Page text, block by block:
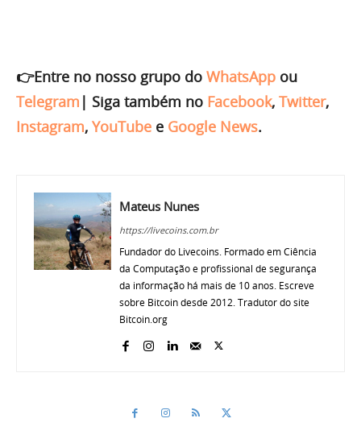
👉Entre no nosso grupo do WhatsApp ou
Telegram | Siga também no Facebook, Twitter,
Instagram, YouTube e Google News.
Mateus Nunes
https://livecoins.com.br
Fundador do Livecoins. Formado em Ciência
da Computação e profissional de segurança
da informação há mais de 10 anos. Escreve
sobre Bitcoin desde 2012. Tradutor do site
Bitcoin.org